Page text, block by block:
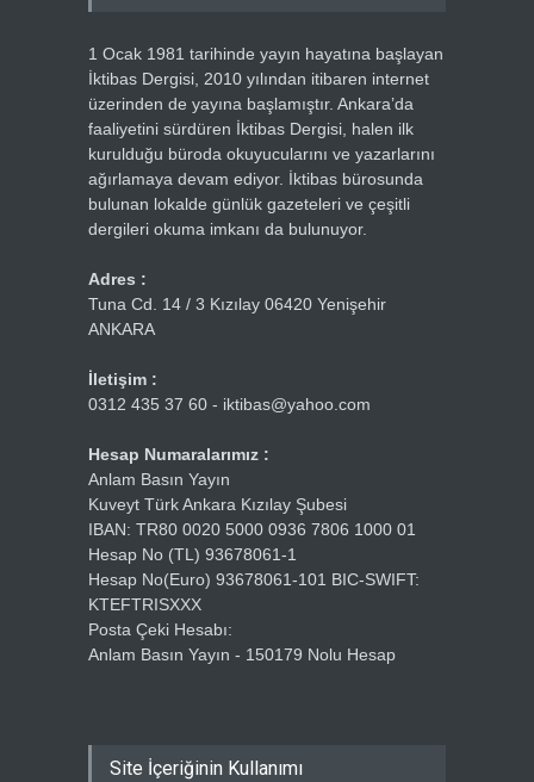
1 Ocak 1981 tarihinde yayın hayatına başlayan
İktibas Dergisi, 2010 yılından itibaren internet
üzerinden de yayına başlamıştır. Ankara’da
faaliyetini sürdüren İktibas Dergisi, halen ilk
kurulduğu büroda okuyucularını ve yazarlarını
ağırlamaya devam ediyor. İktibas bürosunda
bulunan lokalde günlük gazeteleri ve çeşitli
dergileri okuma imkanı da bulunuyor.
Adres :
Tuna Cd. 14 / 3 Kızılay 06420 Yenişehir
ANKARA
İletişim :
0312 435 37 60 - iktibas@yahoo.com
Hesap Numaralarımız :
Anlam Basın Yayın
Kuveyt Türk Ankara Kızılay Şubesi
IBAN: TR80 0020 5000 0936 7806 1000 01
Hesap No (TL) 93678061-1
Hesap No(Euro) 93678061-101 BIC-SWIFT:
KTEFTRISXXX
Posta Çeki Hesabı:
Anlam Basın Yayın - 150179 Nolu Hesap
Site İçeriğinin Kullanımı